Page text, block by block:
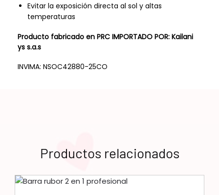
Evitar la exposición directa al sol y altas
temperaturas
Producto fabricado en PRC IMPORTADO POR: Kailani
ys s.a.s
INVIMA: NSOC42880-25CO
Productos relacionados